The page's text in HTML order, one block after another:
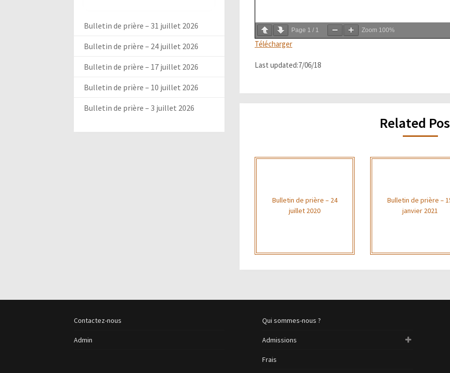
Page 1 / 1 Zoom 100%
Télécharger
Last updated:7/06/18
Related
Bulletin de prière – 24
juillet 2020
Bulletin de prière –
janvier 2021
Bulletin de prière – 31 juillet 2026
Bulletin de prière – 24 juillet 2026
Bulletin de prière – 17 juillet 2026
Bulletin de prière – 10 juillet 2026
Bulletin de prière – 3 juillet 2026
Contactez-nous
Admin
Qui sommes-nous ?
Admissions
Frais